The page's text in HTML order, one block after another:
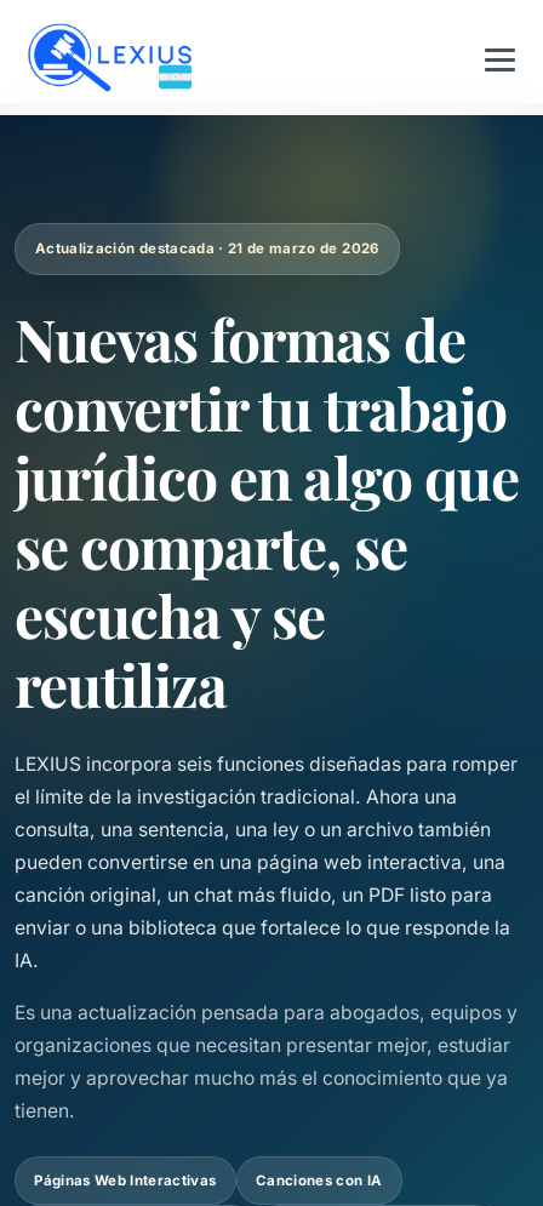
Actualización destacada · 21 de marzo de 2026
Nuevas formas de
convertir tu trabajo
jurídico en algo que
se comparte, se
escucha y se
reutiliza
LEXIUS incorpora seis funciones diseñadas para romper
el límite de la investigación tradicional. Ahora una
consulta, una sentencia, una ley o un archivo también
pueden convertirse en una página web interactiva, una
canción original, un chat más fluido, un PDF listo para
enviar o una biblioteca que fortalece lo que responde la
IA.
Es una actualización pensada para abogados, equipos y
organizaciones que necesitan presentar mejor, estudiar
mejor y aprovechar mucho más el conocimiento que ya
tienen.
Páginas Web Interactivas Canciones con IA